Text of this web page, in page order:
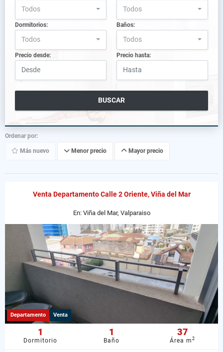
Todos Todos
Dormitorios:
Todos
Baños:
Todos
Precio desde: Precio hasta:
BUSCAR
Ordenar por:
Más nuevo Menor precio Mayor precio
Venta Departamento Calle 2 Oriente, Viña del Mar
En: Viña del Mar, Valparaiso
Departamento Venta
1
Dormitorio
1
Baño
37
Área m2